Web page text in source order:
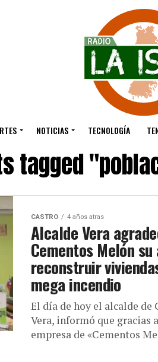
NOTICIAS TECNOLOGÍA
tagged
CASTRO 4 años atras
Alcalde Vera
Cementos Melón
reconstruir
mega incendio
El día de hoy el alcalde de
Vera, informó que gracias
empresa de «Cementos